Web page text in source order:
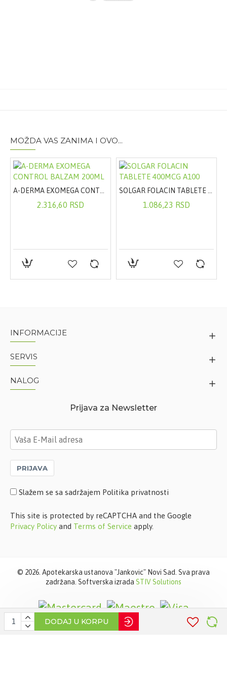
DODAJ U KORPU
MOŽDA VAS ZANIMA I OVO...
2.316,60 RSD 1.086,23 RSD
INFORMACIJE
SERVIS
NALOG
Prijava za Newsletter
PRIJAVA
Slažem se sa sadržajem Politika privatnosti
This site is protected by reCAPTCHA and the Google
Privacy Policy and Terms of Service apply.
© 2026. Apotekarska ustanova "Jankovic" Novi Sad. Sva prava
zadržana. Softverska izrada STIV Solutions